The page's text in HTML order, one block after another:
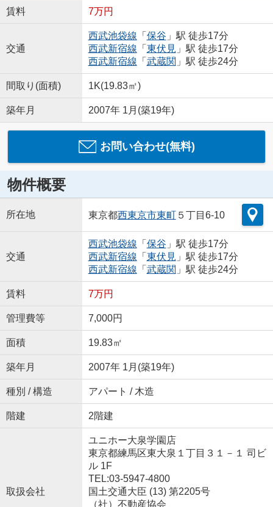
賃料 7万円
交通
西武池袋線 「 保谷 」駅 徒歩17分
西武新宿線 「 東伏見 」駅 徒歩17分
西武新宿線 「 武蔵関 」駅 徒歩24分
間取り(面積) 1K(19.83㎡)
築年月 2007年 1月(築19年)
お問い合わせ(無料)
物件概要
所在地 東京都西東京市東町５丁目6-10
交通
西武池袋線 「 保谷 」駅 徒歩17分
西武新宿線 「 東伏見 」駅 徒歩17分
西武新宿線 「 武蔵関 」駅 徒歩24分
賃料 7万円
管理費等 7,000円
面積 19.83㎡
築年月 2007年 1月(築19年)
種別 / 構造 アパート / 木造
階建 2階建
取扱会社
ユニホー大泉学園店
東京都練馬区東大泉１丁目３１－１ 司ビ
ル 1F
TEL:03-5947-4800
国土交通大臣 (13) 第2205号
（社）不動産協会